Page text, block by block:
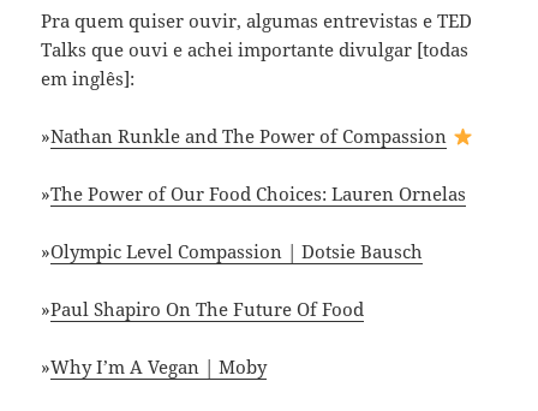
Pra quem quiser ouvir, algumas entrevistas e TED
Talks que ouvi e achei importante divulgar [todas
em inglês]:
»Nathan Runkle and The Power of Compassion
»The Power of Our Food Choices: Lauren Ornelas
»Olympic Level Compassion | Dotsie Bausch
»Paul Shapiro On The Future Of Food
»Why I’m A Vegan | Moby